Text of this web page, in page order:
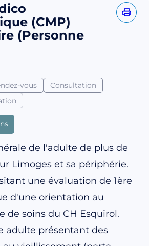
(CMP)
(Personne
vous
Consultation
de l'adulte de plus de
Limoges et sa périphérie.
une évaluation de 1ère
d'une orientation au
de soins du CH Esquirol.
adulte présentant des